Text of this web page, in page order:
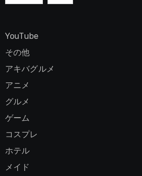
YouTube
その他
アキバグルメ
アニメ
グルメ
ゲーム
コスプレ
ホテル
メイド